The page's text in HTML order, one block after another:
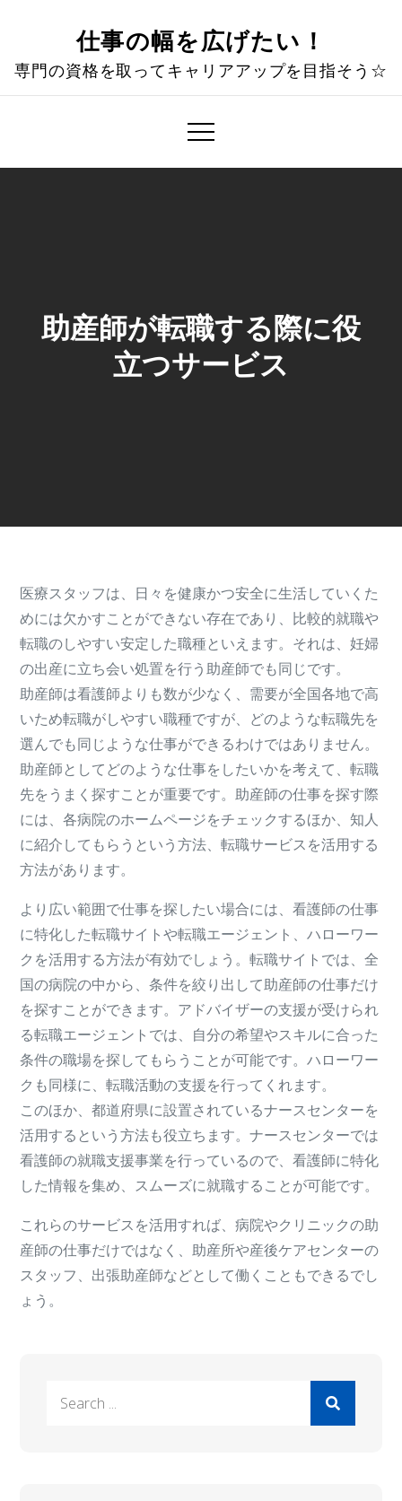
content
仕事の幅を広げたい！
専門の資格を取ってキャリアアップを目指そう☆
助産師が転職する際に役
立つサービス
医療スタッフは、日々を健康かつ安全に生活していくた
めには欠かすことができない存在であり、比較的就職や
転職のしやすい安定した職種といえます。それは、妊婦
の出産に立ち会い処置を行う助産師でも同じです。
助産師は看護師よりも数が少なく、需要が全国各地で高
いため転職がしやすい職種ですが、どのような転職先を
選んでも同じような仕事ができるわけではありません。
助産師としてどのような仕事をしたいかを考えて、転職
先をうまく探すことが重要です。助産師の仕事を探す際
には、各病院のホームページをチェックするほか、知人
に紹介してもらうという方法、転職サービスを活用する
方法があります。
より広い範囲で仕事を探したい場合には、看護師の仕事
に特化した転職サイトや転職エージェント、ハローワー
クを活用する方法が有効でしょう。転職サイトでは、全
国の病院の中から、条件を絞り出して助産師の仕事だけ
を探すことができます。アドバイザーの支援が受けられ
る転職エージェントでは、自分の希望やスキルに合った
条件の職場を探してもらうことが可能です。ハローワー
クも同様に、転職活動の支援を行ってくれます。
このほか、都道府県に設置されているナースセンターを
活用するという方法も役立ちます。ナースセンターでは
看護師の就職支援事業を行っているので、看護師に特化
した情報を集め、スムーズに就職することが可能です。
これらのサービスを活用すれば、病院やクリニックの助
産師の仕事だけではなく、助産所や産後ケアセンターの
スタッフ、出張助産師などとして働くこともできるでし
ょう。